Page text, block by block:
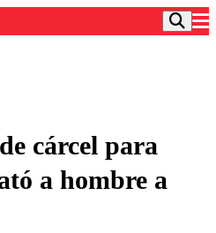
TV
cárcel para
a hombre a